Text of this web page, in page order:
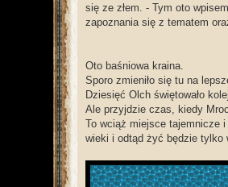
się ze złem. - Tym oto
zapoznania się z tematem
Oto baśniowa kraina.
Sporo zmieniło się tu na
Dziesięć Olch świętowało
Ale przyjdzie czas, kiedy
To wciąż miejsce tajemnicze
wieki i odtąd żyć będzie tylko